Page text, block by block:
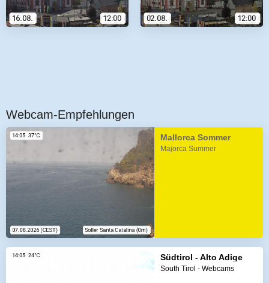
Webcam-Empfehlungen
Mallorca Sommer
Majorca Summer
Südtirol - Alto Adige
South Tirol - Webcams